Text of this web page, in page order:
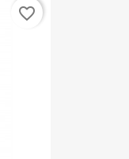
favorite_border